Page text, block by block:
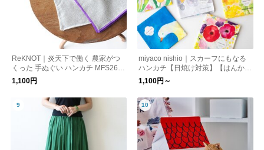
ReKNOT｜炎天下で働く 農家がつ
くった 手ぬぐい ハンカチ MFS261
0 リノット ギフト
1,100円
miyaco nishio｜スカーフにもなる
ハンカチ【日焼け対策】【はんか
ち】【プレゼント】
1,100円～